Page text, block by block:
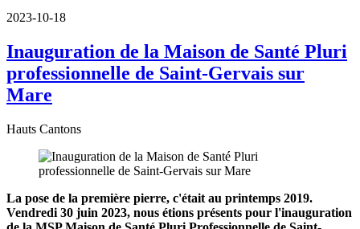
2023-10-18
Inauguration de la Maison de Santé Pluri
professionnelle de Saint-Gervais sur
Mare
Hauts Cantons
La pose de la première pierre, c'était au printemps 2019.
Vendredi 30 juin 2023, nous étions présents pour l'inauguration